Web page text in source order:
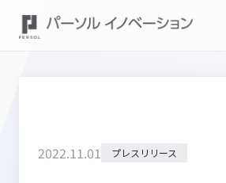
2022.11.01 プレスリリース